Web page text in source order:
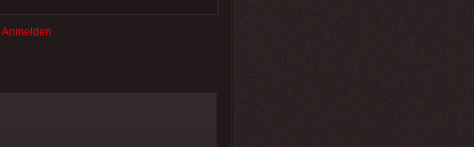
Anmelden